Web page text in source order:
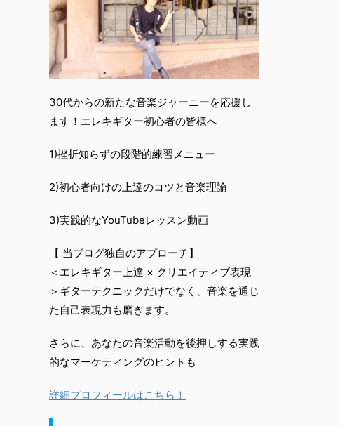
30代からの新たな音楽ジャーニーを応援し
ます！エレキギター初心者の皆様へ
1)挫折知らずの段階的練習メニュー
2)初心者向けの上達のコツと音楽理論
3)実践的なYouTubeレッスン動画
【 当ブログ独自のアプローチ】
＜エレキギター上達 × クリエイティブ表現
＞ギターテクニックだけでなく、音楽を通じ
た自己表現力も磨きます。
さらに、あなたの音楽活動を後押しする実践
的なマーケティングのヒントも
詳細プロフィールはこちら！